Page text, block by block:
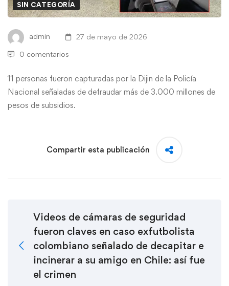
SIN CATEGORÍA
admin 27 de mayo de 2026
0 comentarios
11 personas fueron capturadas por la Dijin de la Policía
Nacional señaladas de defraudar más de 3.000 millones de
pesos de subsidios.
Compartir esta publicación
Videos de cámaras de seguridad
fueron claves en caso exfutbolista
colombiano señalado de decapitar e
incinerar a su amigo en Chile: así fue
el crimen